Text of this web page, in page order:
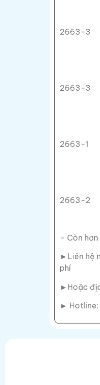
2663-3
2663-3
2663-1
2663-2
– Còn
►Liên hệ
phí
►Hoặc
►